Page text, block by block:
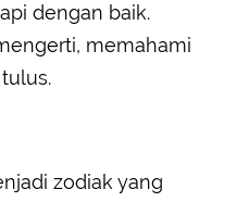
dengan baik.
memahami
zodiak yang